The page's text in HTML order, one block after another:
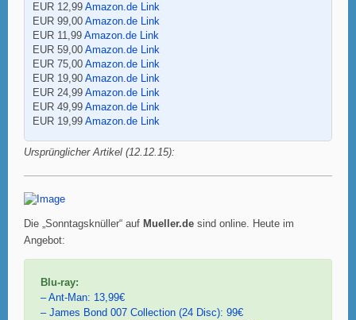
EUR 12,99 Amazon.de Link
EUR 99,00 Amazon.de Link
EUR 11,99 Amazon.de Link
EUR 59,00 Amazon.de Link
EUR 75,00 Amazon.de Link
EUR 19,90 Amazon.de Link
EUR 24,99 Amazon.de Link
EUR 49,99 Amazon.de Link
EUR 19,99 Amazon.de Link
Ursprünglicher Artikel (12.12.15):
Die „Sonntagsknüller“ auf Mueller.de sind online. Heute im
Angebot:
Blu-ray:
– Ant-Man: 13,99€
– James Bond 007 Collection (24 Disc): 99€